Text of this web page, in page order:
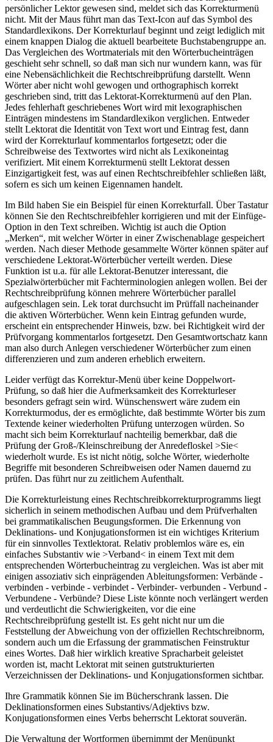
persönlicher Lektor gewesen sind, meldet sich das Korrekturmenü
nicht. Mit der Maus führt man das Text-Icon auf das Symbol des
Standardlexikons. Der Korrekturlauf beginnt und zeigt lediglich mit
einem knappen Dialog die aktuell bearbeitete Buchstabengruppe an.
Das Vergleichen des Wortmaterials mit den Wörterbucheinträgen
geschieht sehr schnell, so daß man sich nur wundern kann, was für
eine Nebensächlichkeit die Rechtschreibprüfung darstellt. Wenn
Wörter aber nicht wohl gewogen und orthographisch korrekt
geschrieben sind, tritt das Lektorat-Korrekturmenü auf den Plan.
Jedes fehlerhaft geschriebenes Wort wird mit lexographischen
Einträgen mindestens im Standardlexikon verglichen. Entweder
stellt Lektorat die Identität von Text wort und Eintrag fest, dann
wird der Korrekturlauf kommentarlos fortgesetzt; oder die
Schreibweise des Textwortes wird nicht als Lexikoneintag
verifiziert. Mit einem Korrekturmenü stellt Lektorat dessen
Einzigartigkeit fest, was auf einen Rechtschreibfehler schließen läßt,
sofern es sich um keinen Eigennamen handelt.
Im Bild haben Sie ein Beispiel für einen Korrekturfall. Über Tastatur
können Sie den Rechtschreibfehler korrigieren und mit der Einfüge-
Option in den Text schreiben. Wichtig ist auch die Option
„Merken“, mit welcher Wörter in einer Zwischenablage gespeichert
werden. Nach dieser Methode gesammelte Wörter können später auf
verschiedene Lektorat-Wörterbücher verteilt werden. Diese
Funktion ist u.a. für alle Lektorat-Benutzer interessant, die
Spezialwörterbücher mit Fachterminologien anlegen wollen. Bei der
Rechtschreibprüfung können mehrere Wörterbücher parallel
aufgeschlagen sein. Lek torat durchsucht im Prüffall nacheinander
die aktiven Wörterbücher. Wenn kein Eintrag gefunden wurde,
erscheint ein entsprechender Hinweis, bzw. bei Richtigkeit wird der
Prüfvorgang kommentarlos fortgesetzt. Den Gesamtwortschatz kann
man also durch Anlegen verschiedener Wörterbücher zum einen
differenzieren und zum anderen erheblich erweitern.
Leider verfügt das Korrektur-Menü über keine Doppelwort-
Prüfung, so daß hier die Aufmerksamkeit des Korrekturleser
besonders gefragt sein wird. Wünschenswert wäre zudem ein
Korrekturmodus, der es ermöglichte, daß bestimmte Wörter bis zum
Textende keiner wiederholten Prüfung unterzogen würden. So
macht sich beim Korrekturlauf nachteilig bemerkbar, daß die
Prüfung der Groß-/Kleinschreibung der Anredefloskel >Sie<
wiederholt wurde. Es ist nicht nötig, solche Wörter, wiederholte
Begriffe mit besonderen Schreibweisen oder Namen dauernd zu
prüfen. Das führt nur zu zeitlichem Aufenthalt.
Die Korrekturleistung eines Rechtschreibkorrekturprogramms liegt
sicherlich in seinem methodischen Aufbau und dem Prüfverhalten
bei grammatikalischen Beugungsformen. Die Erkennung von
Deklinations- und Konjugationsformen ist ein wichtiges Kriterium
für ein sinnvolles Textlektorat. Relativ problemlos wäre es, ein
einfaches Substantiv wie >Verband< in einem Text mit dem
entsprechenden Wörterbucheintrag zu vergleichen. Was ist aber mit
einigen assoziativ sich einprägenden Ableitungsformen: Verbände -
verbinden - verbinde - verbindet - Verbinder- verbunden - Verbund -
Verbundene - Verbünde? Diese Liste könnte noch verlängert werden
und verdeutlicht die Schwierigkeiten, vor die eine
Rechtschreibprüfung gestellt ist. Es geht nicht nur um die
Feststellung der Abweichung von der offiziellen Rechtschreibnorm,
sondern auch um die Erfassung der grammatischen Feinstruktur
eines Wortes. Daß hier wirklich kreative Spracharbeit geleistet
worden ist, macht Lektorat mit seinen gutstrukturierten
Verzeichnissen der Deklinations- und Konjugationsformen sichtbar.
Ihre Grammatik können Sie im Bücherschrank lassen. Die
Deklinationsformen eines Substantivs/Adjektivs bzw.
Konjugationsformen eines Verbs beherrscht Lektorat souverän.
Die Verwaltung der Wortformen übernimmt der Menüpunkt